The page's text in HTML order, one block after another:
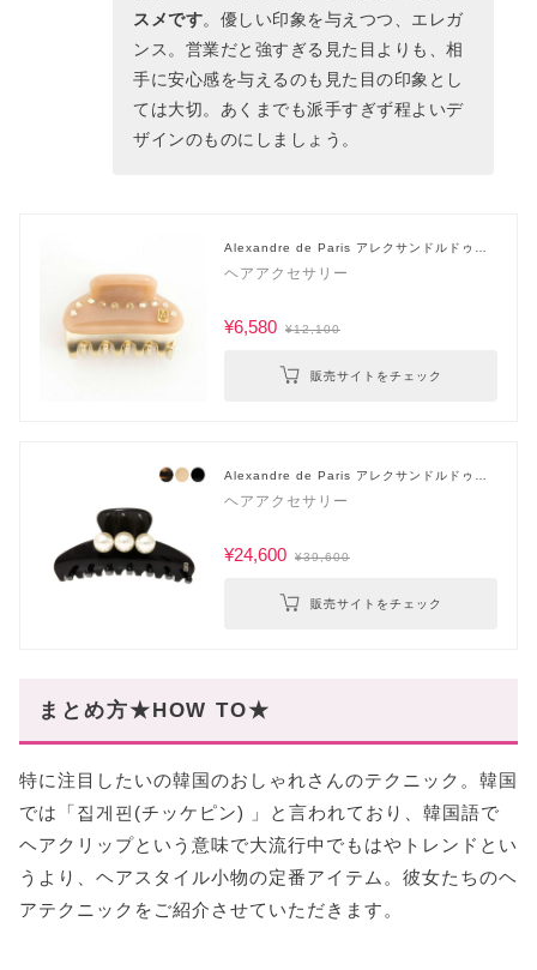
スメです。優しい印象を与えつつ、エレガ
ンス。営業だと強すぎる見た目よりも、相
手に安心感を与えるのも見た目の印象とし
ては大切。あくまでも派手すぎず程よいデ
ザインのものにしましょう。
Alexandre de Paris アレクサンドルドゥパ
ヘアアクセサリー
¥6,580 ¥12,100
販売サイトをチェック
Alexandre de Paris アレクサンドルドゥパ
ヘアアクセサリー
¥24,600 ¥39,600
販売サイトをチェック
まとめ方★HOW TO★
特に注目したいの韓国のおしゃれさんのテクニック。韓国
では「집게핀(チッケピン) 」と言われており、韓国語で
ヘアクリップという意味で大流行中でもはやトレンドとい
うより、ヘアスタイル小物の定番アイテム。彼女たちのヘ
アテクニックをご紹介させていただきます。